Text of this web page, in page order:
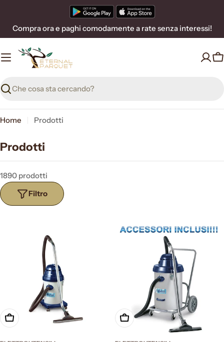
contenuto
Compra ora e paghi comodamente a rate senza interessi!
Ricerca
Home Prodotti
Prodotti
1890 prodotti
Filtro
Scegli le opzioni Scegli le opzioni